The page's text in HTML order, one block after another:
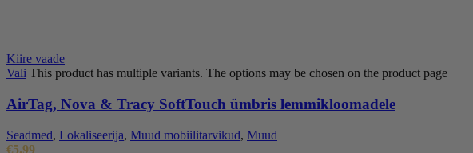
Kiire vaade
Vali This product has multiple variants. The options may be chosen on the product page
AirTag, Nova & Tracy SoftTouch ümbris lemmikloomadele
Seadmed, Lokaliseerija, Muud mobiilitarvikud, Muud
€5.99